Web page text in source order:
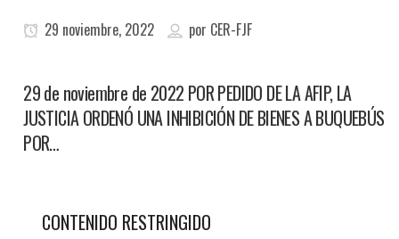
29 noviembre, 2022 por CER-FJF
29 de noviembre de 2022 POR PEDIDO DE LA AFIP, LA
JUSTICIA ORDENÓ UNA INHIBICIÓN DE BIENES A BUQUEBÚS
POR…
CONTENIDO RESTRINGIDO